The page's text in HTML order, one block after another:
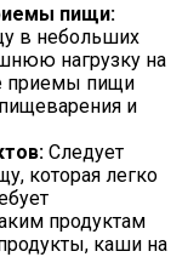
пищи:
в небольших
нагрузку на
приемы пищи
и
Следует
которая легко
продуктам
каши на